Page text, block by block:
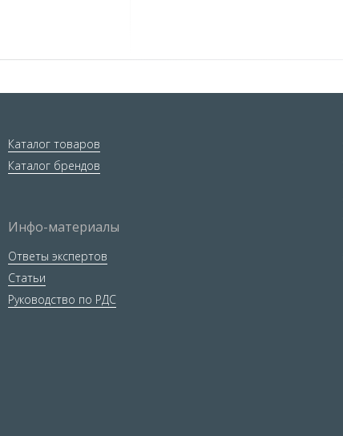
Каталог товаров
Каталог брендов
Инфо-материалы
Ответы экспертов
Статьи
Руководство по РДС